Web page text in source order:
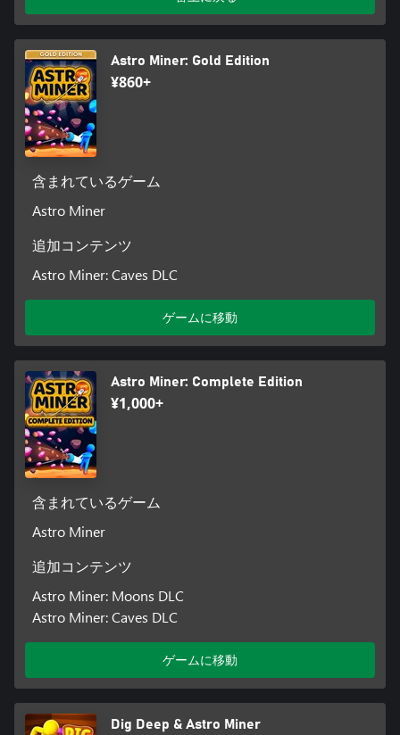
Astro Miner: Gold Edition
¥860+
含まれているゲーム
Astro Miner
追加コンテンツ
Astro Miner: Caves DLC
ゲームに移動
Astro Miner: Complete Edition
¥1,000+
含まれているゲーム
Astro Miner
追加コンテンツ
Astro Miner: Moons DLC
Astro Miner: Caves DLC
ゲームに移動
Dig Deep & Astro Miner